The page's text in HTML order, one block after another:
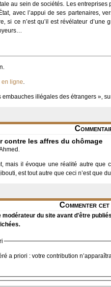
au sein de sociétés. Les
avec l’appui de ses partenaires,
si ce n’est qu’il est révélateur
en ligne.
embauches illégales des étrangers »,
les affres du chômage
mais il évoque une réalité autre
est tout autre que ceci n’est que
Commenter
du site avant d'être
a priori : votre contribution